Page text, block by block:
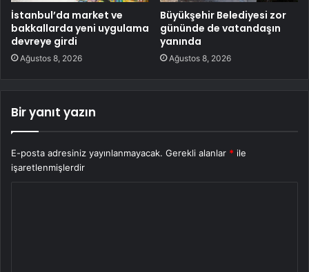
İstanbul’da market ve
bakkallarda yeni uygulama
devreye girdi
Ağustos 8, 2026
Büyükşehir Belediyesi zor
gününde de vatandaşın
yanında
Ağustos 8, 2026
Bir yanıt yazın
E-posta adresiniz yayınlanmayacak. Gerekli alanlar * ile
işaretlenmişlerdir